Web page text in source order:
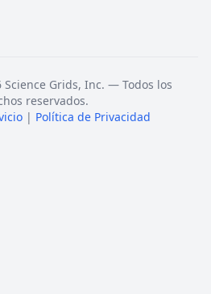
Grids, Inc. — Todos los
reservados.
| Política de Privacidad